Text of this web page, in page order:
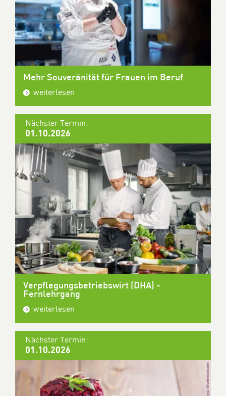
Mehr Souveränität für Frauen im Beruf
weiterlesen
Nächster Termin:
01.10.2026
Verpflegungsbetriebswirt (DHA) -
Fernlehrgang
weiterlesen
Nächster Termin:
01.10.2026